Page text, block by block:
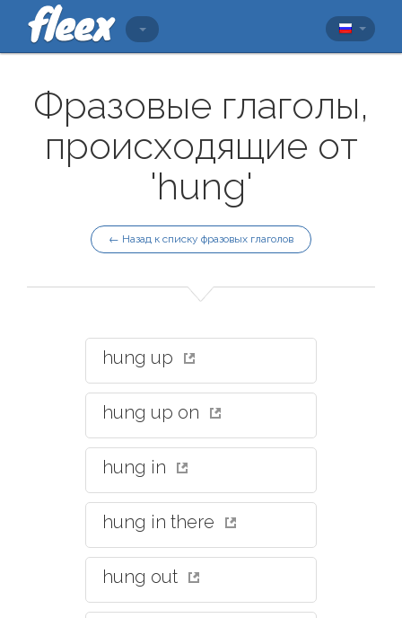
Фразовые глаголы,
происходящие от
'hung'
← Назад к списку фразовых глаголов
hung up
hung up on
hung in
hung in there
hung out